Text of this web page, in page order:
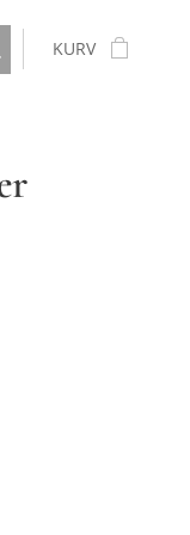
KURV